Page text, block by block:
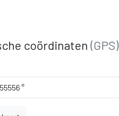
coördinaten (GPS)
°